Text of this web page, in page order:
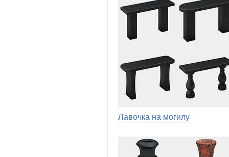
Лавочка на могилу